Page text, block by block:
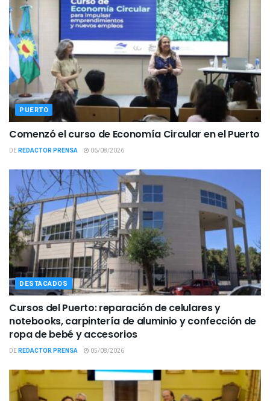
PUERTO
Comenzó el curso de Economía Circular en el Puerto
DEREDACTOR PRENSA 06/08/2026
DESTACADOS
Cursos del Puerto: reparación de celulares y
notebooks, carpintería de aluminio y confección de
ropa de bebé y accesorios
DEREDACTOR PRENSA 05/08/2026